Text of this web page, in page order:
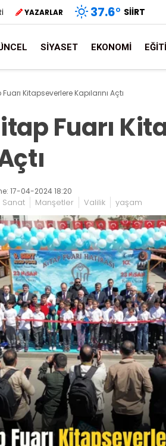
YAZARLAR 37.6° SIIRT
SIYASET EKONOMI
Kitapseverlere Kapılarını Açtı
Fuarı
17-04-2024 18:20
Sanat Manşetler Valilik yaşam